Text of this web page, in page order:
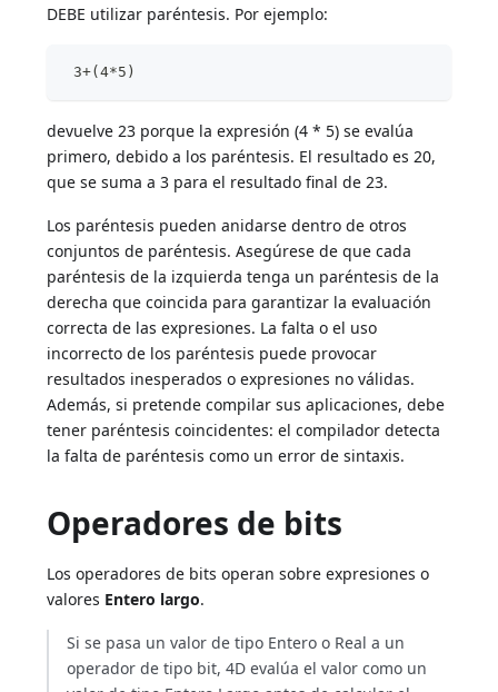
DEBE utilizar paréntesis. Por ejemplo:
3+(4*5)
devuelve 23 porque la expresión (4 * 5) se evalúa
primero, debido a los paréntesis. El resultado es 20,
que se suma a 3 para el resultado final de 23.
Los paréntesis pueden anidarse dentro de otros
conjuntos de paréntesis. Asegúrese de que cada
paréntesis de la izquierda tenga un paréntesis de la
derecha que coincida para garantizar la evaluación
correcta de las expresiones. La falta o el uso
incorrecto de los paréntesis puede provocar
resultados inesperados o expresiones no válidas.
Además, si pretende compilar sus aplicaciones, debe
tener paréntesis coincidentes: el compilador detecta
la falta de paréntesis como un error de sintaxis.
Operadores de bits
Los operadores de bits operan sobre expresiones o
valores Entero largo.
Si se pasa un valor de tipo Entero o Real a un
operador de tipo bit, 4D evalúa el valor como un